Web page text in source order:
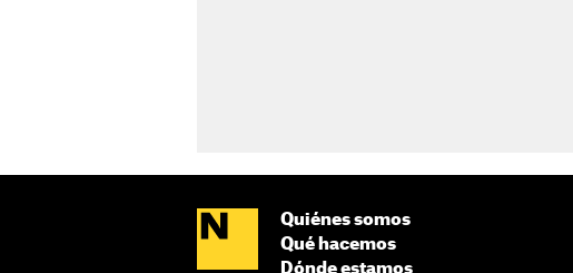
Quiénes somos
Qué hacemos
Dónde estamos